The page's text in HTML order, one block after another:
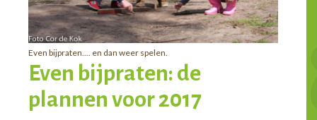
Even bijpraten.... en dan weer spelen.
Even bijpraten: de
plannen voor 2017